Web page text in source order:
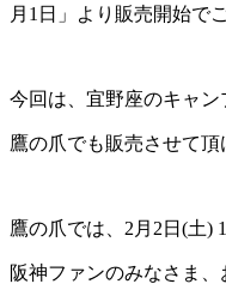
月1日」より販売開始で
今回は、宜野座のキャン
鷹の爪でも販売させて頂
鷹の爪では、2月2日(土)
阪神ファンのみなさま